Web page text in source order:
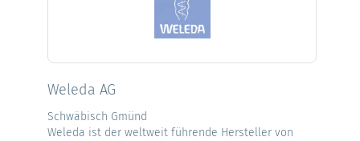
Weleda AG
Schwäbisch Gmünd
Weleda ist der weltweit führende Hersteller von